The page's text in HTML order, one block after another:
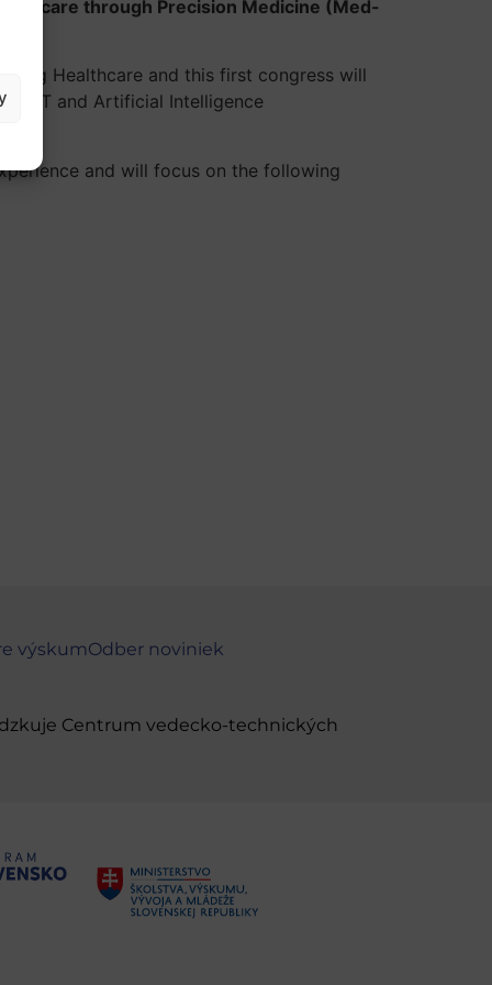
through Precision Medicine (Med-
Healthcare and this first congress will
ICT and Artificial Intelligence
and will focus on the following
výskumOdber noviniek
Centrum vedecko-technických